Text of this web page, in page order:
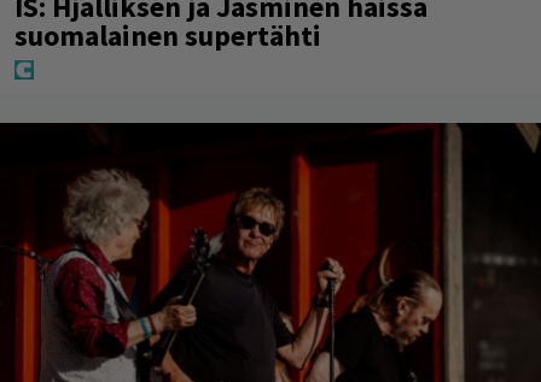
suomalainen supertähti